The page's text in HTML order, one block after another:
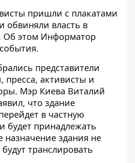
пришли с плакатами
обвиняли власть в
Об этом Информатор
представители
пресса, активисты и
Мэр Киева Виталий
что здание
в частную
будет принадлежать
назначение здания не
транслировать